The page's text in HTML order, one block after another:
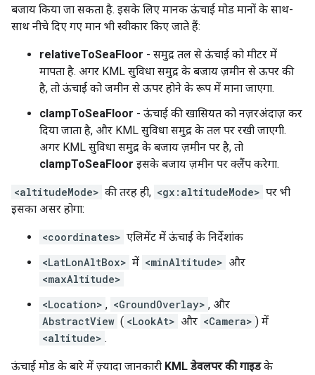
बजाय किया जा सकता है. इसके लिए मानक ऊंचाई मोड मानों के साथ-
साथ नीचे दिए गए मान भी स्वीकार किए जाते हैं:
relativeToSeaFloor - समुद्र तल से ऊंचाई को मीटर में
मापता है. अगर KML सुविधा समुद्र के बजाय ज़मीन से ऊपर की
है, तो ऊंचाई को जमीन से ऊपर होने के रूप में माना जाएगा.
clampToSeaFloor - ऊंचाई की खासियत को नज़रअंदाज़ कर
दिया जाता है, और KML सुविधा समुद्र के तल पर रखी जाएगी.
अगर KML सुविधा समुद्र के बजाय ज़मीन पर है, तो
clampToSeaFloor इसके बजाय ज़मीन पर क्लैंप करेगा.
<altitudeMode> की तरह ही, <gx:altitudeMode> पर भी
इसका असर होगा:
<coordinates> एलिमेंट में ऊंचाई के निर्देशांक
<LatLonAltBox> में <minAltitude> और
<maxAltitude>
<Location> , <GroundOverlay> , और
AbstractView ( <LookAt> और <Camera> ) में
<altitude> .
ऊंचाई मोड के बारे में ज़्यादा जानकारी KML डेवलपर की गाइडके